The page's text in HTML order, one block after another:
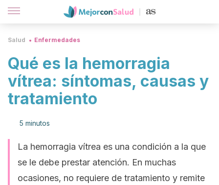
Salud Enfermedades
Qué es la hemorragia
vítrea: síntomas, causas y
tratamiento
5 minutos
La hemorragia vítrea es una condición a la que
se le debe prestar atención. En muchas
ocasiones, no requiere de tratamiento y remite